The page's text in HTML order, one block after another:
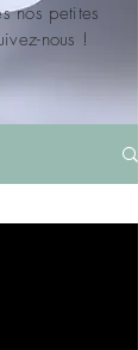
nos petites
nous !